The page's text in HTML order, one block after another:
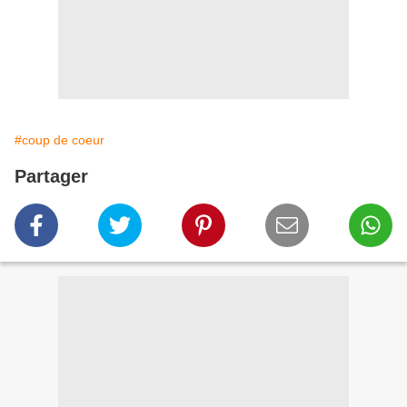
#coup de coeur
Partager